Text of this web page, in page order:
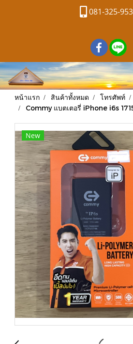
081-325-
หน้าแรก สินค้าทั้งหมด โทรศัพท์
Commy แบตเตอรี่ iPhone i6s
New